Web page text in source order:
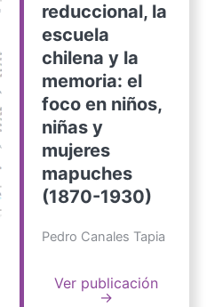
reduccional, la
escuela
chilena y la
memoria: el
foco en niños,
niñas y
mujeres
mapuches
(1870-1930)
Pedro Canales Tapia
Ver publicación
→